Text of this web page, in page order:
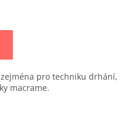
pro techniku drhání,
macrame.